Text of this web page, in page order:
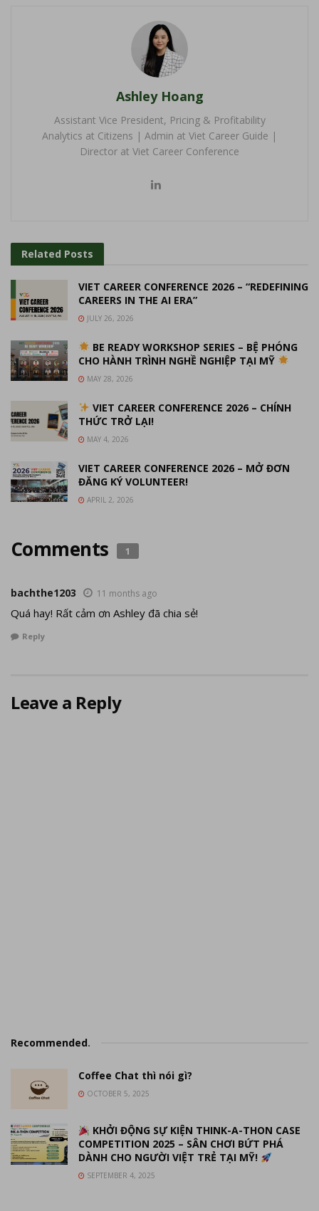
Ashley Hoang
Assistant Vice President, Pricing & Profitability
Analytics at Citizens | Admin at Viet Career Guide |
Director at Viet Career Conference
Related Posts
VIET CAREER CONFERENCE 2026 – “REDEFINING
CAREERS IN THE AI ERA”
JULY 26, 2026
BE READY WORKSHOP SERIES – BỆ PHÓNG
CHO HÀNH TRÌNH NGHỀ NGHIỆP TẠI MỸ
MAY 28, 2026
VIET CAREER CONFERENCE 2026 – CHÍNH
THỨC TRỞ LẠI!
MAY 4, 2026
VIET CAREER CONFERENCE 2026 – MỞ ĐƠN
ĐĂNG KÝ VOLUNTEER!
APRIL 2, 2026
Comments 1
bachthe1203 11 months ago
Quá hay! Rất cảm ơn Ashley đã chia sẻ!
Reply
Leave a Reply
Recommended.
Coffee Chat thì nói gì?
OCTOBER 5, 2025
KHỞI ĐỘNG SỰ KIỆN THINK-A-THON CASE
COMPETITION 2025 – SÂN CHƠI BỨT PHÁ
DÀNH CHO NGƯỜI VIỆT TRẺ TẠI MỸ!
SEPTEMBER 4, 2025